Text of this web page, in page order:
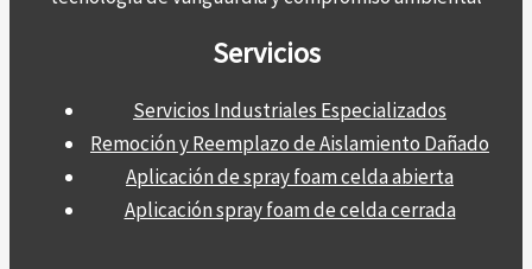
Servicios
Servicios Industriales Especializados
Remoción y Reemplazo de Aislamiento Dañado
Aplicación de spray foam celda abierta
Aplicación spray foam de celda cerrada